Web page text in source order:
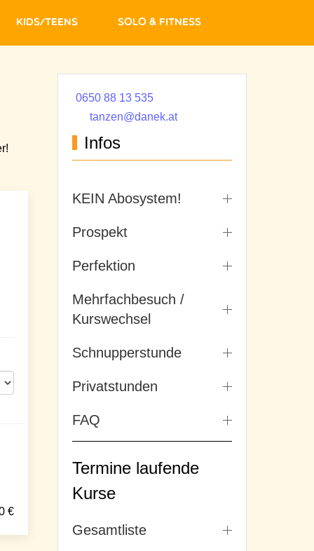
Kids/Teens Solo & Fitness
€
0650 88 13 535
tanzen@danek.at
Infos
KEIN Abosystem!
Prospekt
Perfektion
Mehrfachbesuch /
Kurswechsel
Schnupperstunde
Privatstunden
FAQ
Termine laufende
Kurse
Gesamtliste